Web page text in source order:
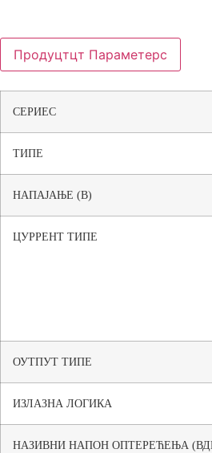
Продуцтцт Параметерс
СЕРИЕС
ТИПЕ
НАПАЈАЊЕ (В)
ЦУРРЕНТ ТИПЕ
ОУТПУТ ТИПЕ
ИЗЛАЗНА ЛОГИКА
НАЗИВНИ НАПОН ОПТЕРЕЋЕЊА